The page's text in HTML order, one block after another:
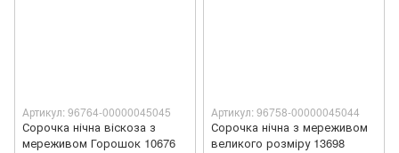
Артикул: 96764-00000045045
Сорочка нічна віскоза з
мереживом Горошок 10676
Артикул: 96758-00000045044
Сорочка нічна з мереживом
великого розміру 13698